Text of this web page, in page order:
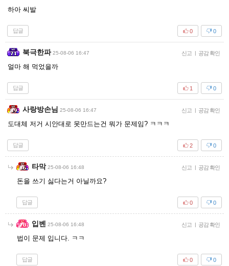
하아 씨발
답글 0
0
북극한파 25-08-06 16:47 신고 공감 확인
얼마 해 먹었을까
답글 0
1
사랑방손님 25-08-06 16:47 신고 공감 확인
도대체 저거 시안대로 못만드는건 뭐가 문제임? ㅋㅋㅋ
답글 0
2
타막 25-08-06 16:48 신고 공감 확인
돈을 쓰기 싫다는거 아닐까요?
답글 0
0
입벤 25-08-06 16:48 신고 공감 확인
법이 문제 입니다. ㅋㅋ
답글 0
0